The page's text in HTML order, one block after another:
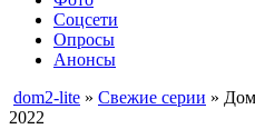
Соцсети
Опросы
Анонсы
dom2-lite » Свежие серии »
2022